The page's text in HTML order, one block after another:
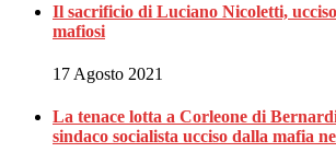
Il sacrificio di Luciano Nicoletti,
mafiosi
17 Agosto 2021
La tenace lotta a Corleone di
sindaco socialista ucciso dalla mafia